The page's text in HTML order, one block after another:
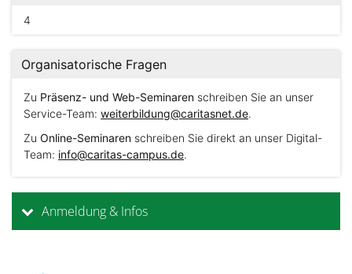
4
Organisatorische Fragen
Zu Präsenz- und Web-Seminaren schreiben Sie an unser
Service-Team: weiterbildung@caritasnet.de.
Zu Online-Seminaren schreiben Sie direkt an unser Digital-
Team: info@caritas-campus.de.
Anmeldung & Infos